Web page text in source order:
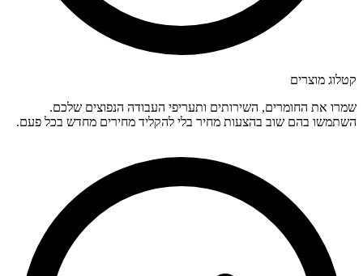
קטלוג מוצרים
שמרו את החומרים, השירותים ותעריפי העבודה הנפוצים שלכם.
השתמשו בהם שוב בהצעות מחיר בלי להקליד מחירים מחדש בכל פעם.